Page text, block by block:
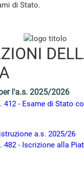
di Stato.
l'a.s. 2025/2026
412 - Esame di Stato
a.s. 2025/26
482 - Iscrizione alla